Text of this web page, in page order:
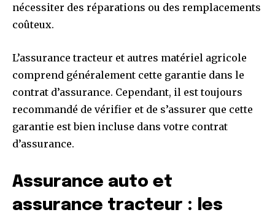
nécessiter des réparations ou des remplacements
coûteux.
L’assurance tracteur et autres matériel agricole
comprend généralement cette garantie dans le
contrat d’assurance. Cependant, il est toujours
recommandé de vérifier et de s’assurer que cette
garantie est bien incluse dans votre contrat
d’assurance.
Assurance auto et
assurance tracteur : les